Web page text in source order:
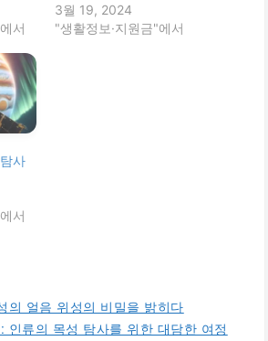
서
3월 19, 2024
"생활정보·지원금"에서
사
서
의 얼음 위성의 비밀을 밝히다
인류의 목성 탐사를 위한 대담한 여정